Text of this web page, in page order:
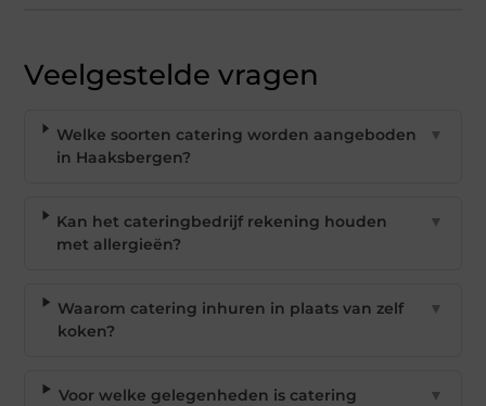
Veelgestelde vragen
Welke soorten catering worden aangeboden
in Haaksbergen?
▼
Kan het cateringbedrijf rekening houden
met allergieën?
▼
Waarom catering inhuren in plaats van zelf
koken?
▼
Voor welke gelegenheden is catering
▼